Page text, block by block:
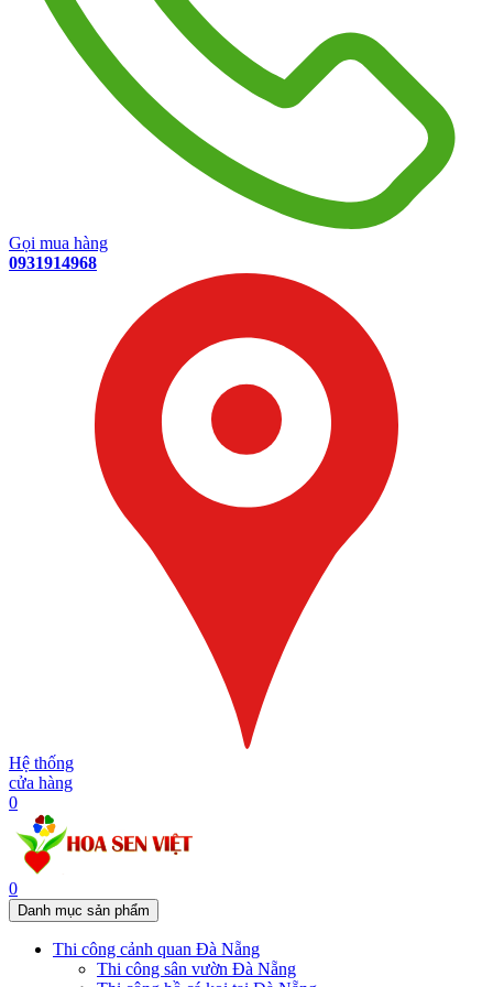
Gọi mua hàng
0931914968
Hệ thống
cửa hàng
0
0
Danh mục sản phẩm
Thi công cảnh quan Đà Nẵng
Thi công sân vườn Đà Nẵng